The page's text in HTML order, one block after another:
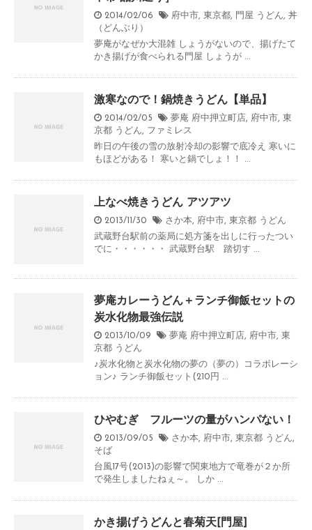
2014/02/06 府中市, 東京都, 門屋 うどん, 丼
（どんぶり）
夢庵がなぜか大混雑 しょうがないので、揚げたて
かき揚げが食べられる門屋 しょうが ...
激寒なので！鍋焼きうどん【単品】
2014/02/05 夢庵 府中押立町店, 府中市, 東
京都 うどん, ファミレス
昨日の午後の雪の放射冷却の影響で底冷え 寒いに
もほどがある！ 寒いと鍋でしょ！！ ...
上なべ焼きうどん アツアツ
2013/11/30 さか本, 府中市, 東京都 うどん
武蔵野台駅前の薬局に処方箋を出しに行ったつい
でに・・・・・・ 武蔵野台駅 踏切す ...
夢庵カレーうどん＋ランチ御飯セットの
炭水化物最強伝説
2013/10/09 夢庵 府中押立町店, 府中市, 東
京都 うどん
♪炭水化物と炭水化物の夢の（夢の）コラボレーシ
ョン♪ ランチ御飯セット(210円 ...
ひやむぎ フルーツの量がハンパない！
2013/09/05 さか本, 府中市, 東京都 うどん,
そば
台風17号(2013)の影響で関東地方で竜巻が２か所
で発生しましたねぇ～。 しか ...
かき揚げうどんと春菊天[門屋]